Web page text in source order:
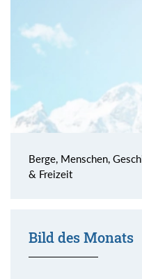
Berge, Menschen,
& Freizeit
Bild des Monats